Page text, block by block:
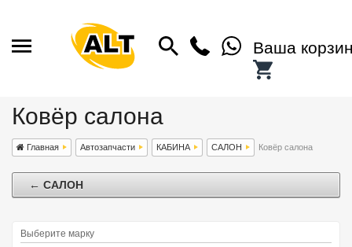
Ваша
Ковёр салона
Главная Автозапчасти КАБИНА САЛОН Ковёр салона
← САЛОН
Выберите марку